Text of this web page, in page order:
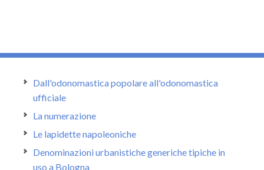
Dall'odonomastica popolare all'odonomastica
ufficiale
La numerazione
Le lapidette napoleoniche
Denominazioni urbanistiche generiche tipiche in
uso a Bologna